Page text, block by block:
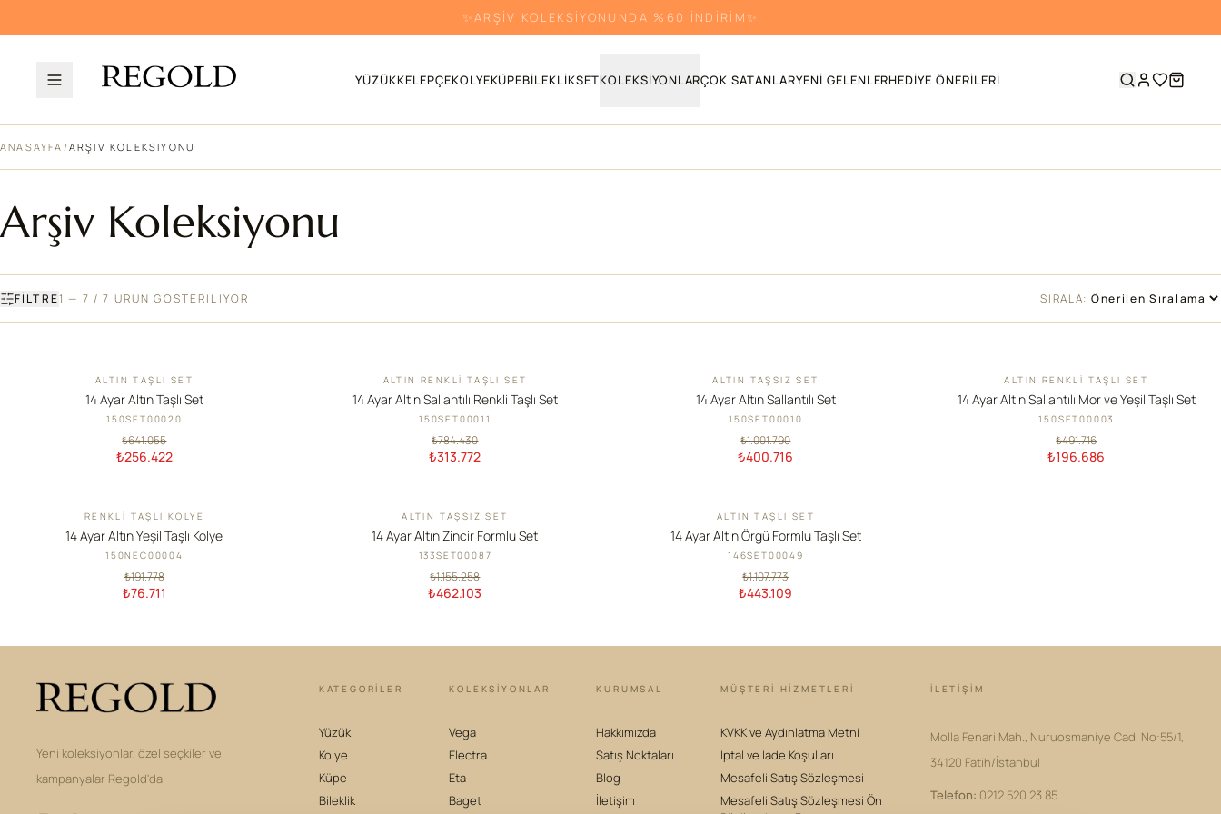
✨ARŞİV KOLEKSİYONUNDA %60 İNDİRİM✨
YÜZÜKKELEPÇEKOLYEKÜPEBILEKLIKSETKOLEKSIYONLARÇOK SATANLARYENI GELENLERHEDIYE ÖNERILERI
ANASAYFA /ARŞIV KOLEKSIYONU
Arşiv Koleksiyonu
FILTRE1 — 7 / 7 ÜRÜN GÖSTERİLİYOR SIRALA:
ALTIN TAŞLI SET
14 Ayar Altın Taşlı Set
150SET00020
₺641.055
₺256.422
ALTIN RENKLI TAŞLI SET
14 Ayar Altın Sallantılı Renkli Taşlı Set
150SET00011
₺784.430
₺313.772
ALTIN TAŞSIZ SET
14 Ayar Altın Sallantılı Set
150SET00010
₺1.001.790
₺400.716
ALTIN RENKLI TAŞLI SET
14 Ayar Altın Sallantılı Mor ve Yeşil Taşlı Set
150SET00003
₺491.716
₺196.686
RENKLI TAŞLI KOLYE
14 Ayar Altın Yeşil Taşlı Kolye
150NEC00004
₺191.778
₺76.711
ALTIN TAŞSIZ SET
14 Ayar Altın Zincir Formlu Set
133SET00087
₺1.155.258
₺462.103
ALTIN TAŞLI SET
14 Ayar Altın Örgü Formlu Taşlı Set
146SET00049
₺1.107.773
₺443.109
Yeni koleksiyonlar, özel seçkiler ve
kampanyalar Regold'da.
KATEGORILER
Yüzük
Kolye
Küpe
Bileklik
KOLEKSIYONLAR
Vega
Electra
Eta
Baget
KURUMSAL
Hakkımızda
Satış Noktaları
Blog
İletişim
MÜŞTERİ HİZMETLERİ
KVKK ve Aydınlatma Metni
İptal ve İade Koşulları
Mesafeli Satış Sözleşmesi
Mesafeli Satış Sözleşmesi Ön
İLETIŞIM
Molla Fenari Mah., Nuruosmaniye Cad. No:55/1,
34120 Fatih/İstanbul
Telefon: 0212 520 23 85